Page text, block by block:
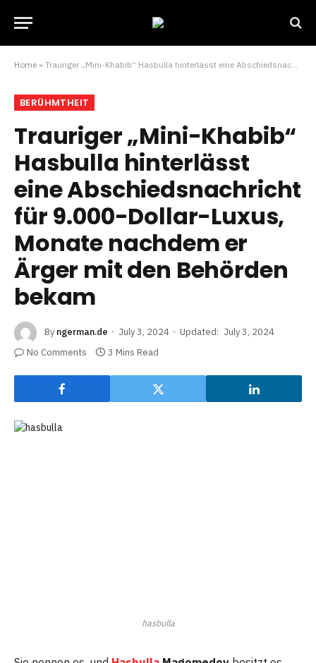
Home » Trauriger „Mini-Khabib“ Hasbulla hinterlässt eine Abschiedsnachricht für 9.000-Dollar-Luxus, Monate nachdem er Ärger mit den Behörden bekam
BERÜHMTHEIT
Trauriger „Mini-Khabib“
Hasbulla hinterlässt
eine Abschiedsnachricht
für 9.000-Dollar-Luxus,
Monate nachdem er
Ärger mit den Behörden
bekam
By ngerman.de July 3, 2024 Updated: July 3, 2024
No Comments
3 Mins Read
hasbulla